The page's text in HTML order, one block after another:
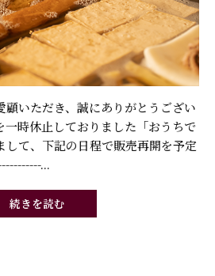
顧いただき、誠にありがとうござい
一時休止しておりました「おうちで
して、下記の日程で販売再開を予定
...
続きを読む